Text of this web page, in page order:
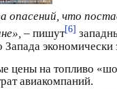
что
– пишут[6]
Запада
цены на топливо
авиакомпаний.